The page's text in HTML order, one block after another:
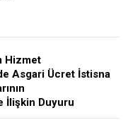
Hizmet
Asgari Ücret İstisna
İlişkin Duyuru